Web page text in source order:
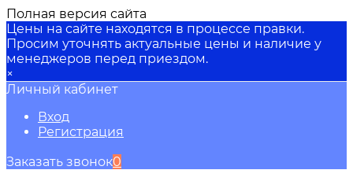
Полная версия сайта
Цены на сайте находятся в процессе правки.
Просим уточнять актуальные цены и наличие у
менеджеров перед приездом.
×
Личный кабинет
Вход
Регистрация
Заказать звонок0